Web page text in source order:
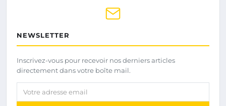
NEWSLETTER
Inscrivez-vous pour recevoir nos derniers articles
directement dans votre boîte mail.
Votre adresse email